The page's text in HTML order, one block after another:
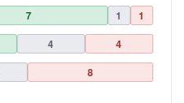
7 1
1
4
4
8